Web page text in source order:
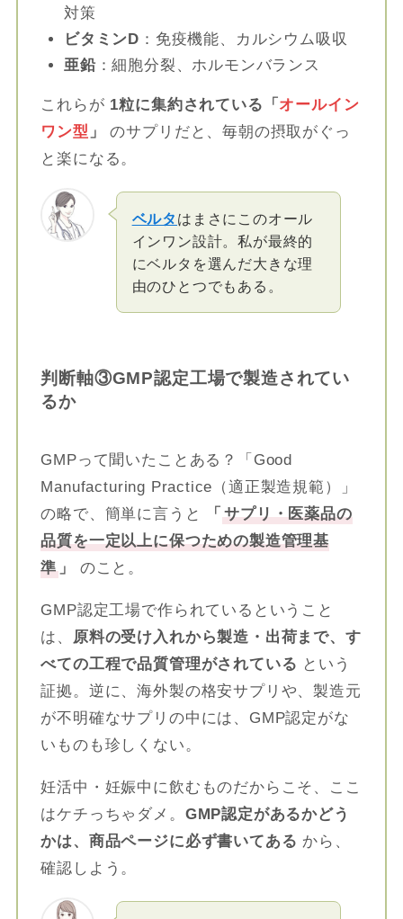
対策
ビタミンD ：免疫機能、カルシウム吸収
亜鉛 ：細胞分裂、ホルモンバランス
これらが 1粒に集約されている「 オールイン
ワン型 」
のサプリだと、毎朝の摂取がぐっ
と楽になる。
ベルタ はまさにこのオール
インワン設計。私が最終的
にベルタを選んだ大きな理
由のひとつでもある。
判断軸③GMP認定工場で製造されてい
るか
GMPって聞いたことある？「Good
Manufacturing Practice（適正製造規範）」
の略で、簡単に言うと
「サプリ・医薬品の
品質を一定以上に保つための製造管理基
準 」 のこと。
GMP認定工場で作られているということ
は、 原料の受け入れから製造・出荷まで、す
べての工程で品質管理がされている という
証拠。逆に、海外製の格安サプリや、製造元
が不明確なサプリの中には、GMP認定がな
いものも珍しくない。
妊活中・妊娠中に飲むものだからこそ、ここ
はケチっちゃダメ。 GMP認定があるかどう
かは、商品ページに必ず書いてある から、
確認しよう。